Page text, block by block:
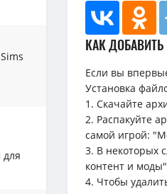
для
КАК
Если вы
Установка
1. Скачайте
2. Распакуйте
самой игрой:
3. В некоторых
контент и
4. Чтобы